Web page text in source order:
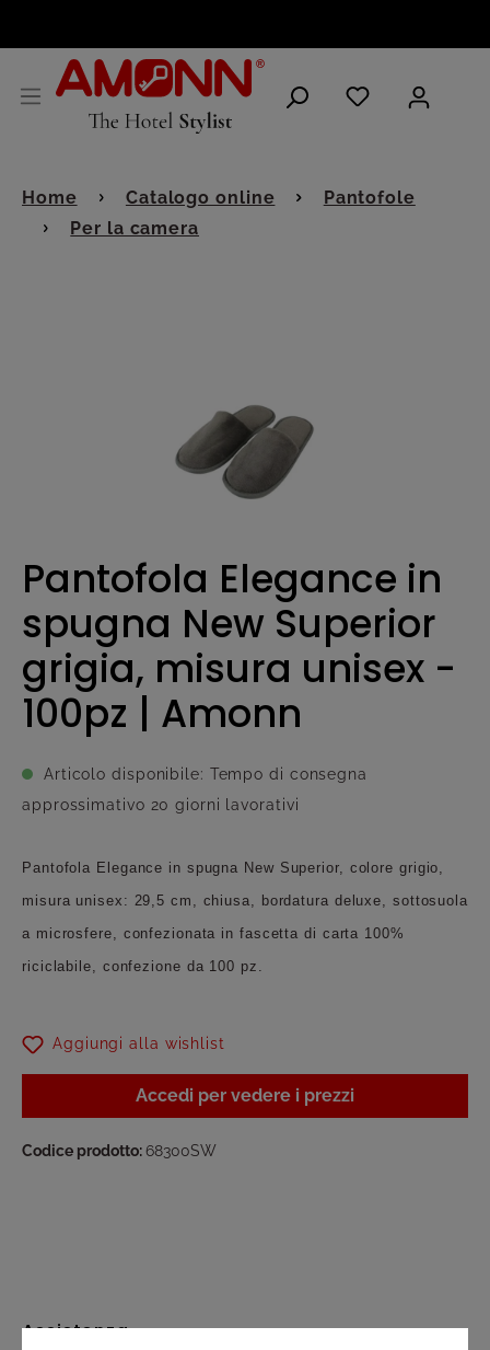
Home Catalogo online
Pantofole
Per la camera
Pantofola Elegance in
spugna New Superior
grigia, misura unisex -
100pz | Amonn
Articolo disponibile: Tempo di consegna
approssimativo 20 giorni lavorativi
Pantofola Elegance in spugna New Superior, colore grigio,
misura unisex: 29,5 cm, chiusa, bordatura deluxe, sottosuola
a microsfere, confezionata in fascetta di carta 100%
riciclabile, confezione da 100 pz.
Aggiungi alla wishlist
Accedi per vedere i prezzi
Codice prodotto:68300SW
Assistenza